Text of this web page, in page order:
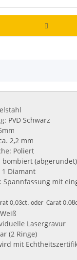
PVD Schwarz
2,2 mm
Poliert
bombiert (abgerundet)
1 Diamant
Spannfassung mit
0,03ct. oder Carat
Lasergravur
(2 Ringe)
mit